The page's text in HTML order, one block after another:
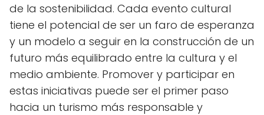
de la sostenibilidad. Cada evento cultural
tiene el potencial de ser un faro de esperanza
y un modelo a seguir en la construcción de un
futuro más equilibrado entre la cultura y el
medio ambiente. Promover y participar en
estas iniciativas puede ser el primer paso
hacia un turismo más responsable y